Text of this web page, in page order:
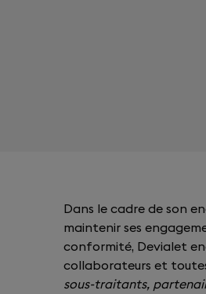
Dans le cadre de son
maintenir ses
conformité, Devialet
collaborateurs et
sous-traitants,